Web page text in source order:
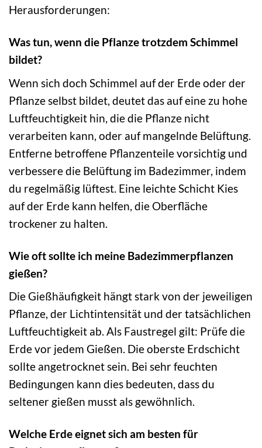
Herausforderungen:
Was tun, wenn die Pflanze trotzdem Schimmel
bildet?
Wenn sich doch Schimmel auf der Erde oder der
Pflanze selbst bildet, deutet das auf eine zu hohe
Luftfeuchtigkeit hin, die die Pflanze nicht
verarbeiten kann, oder auf mangelnde Belüftung.
Entferne betroffene Pflanzenteile vorsichtig und
verbessere die Belüftung im Badezimmer, indem
du regelmäßig lüftest. Eine leichte Schicht Kies
auf der Erde kann helfen, die Oberfläche
trockener zu halten.
Wie oft sollte ich meine Badezimmerpflanzen
gießen?
Die Gießhäufigkeit hängt stark von der jeweiligen
Pflanze, der Lichtintensität und der tatsächlichen
Luftfeuchtigkeit ab. Als Faustregel gilt: Prüfe die
Erde vor jedem Gießen. Die oberste Erdschicht
sollte angetrocknet sein. Bei sehr feuchten
Bedingungen kann dies bedeuten, dass du
seltener gießen musst als gewöhnlich.
Welche Erde eignet sich am besten für